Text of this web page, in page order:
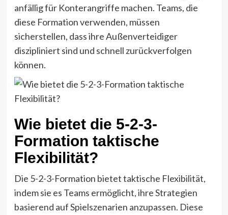
anfällig für Konterangriffe machen. Teams, die
diese Formation verwenden, müssen
sicherstellen, dass ihre Außenverteidiger
diszipliniert sind und schnell zurückverfolgen
können.
Wie bietet die 5-2-3-
Formation taktische
Flexibilität?
Die 5-2-3-Formation bietet taktische Flexibilität,
indem sie es Teams ermöglicht, ihre Strategien
basierend auf Spielszenarien anzupassen. Diese